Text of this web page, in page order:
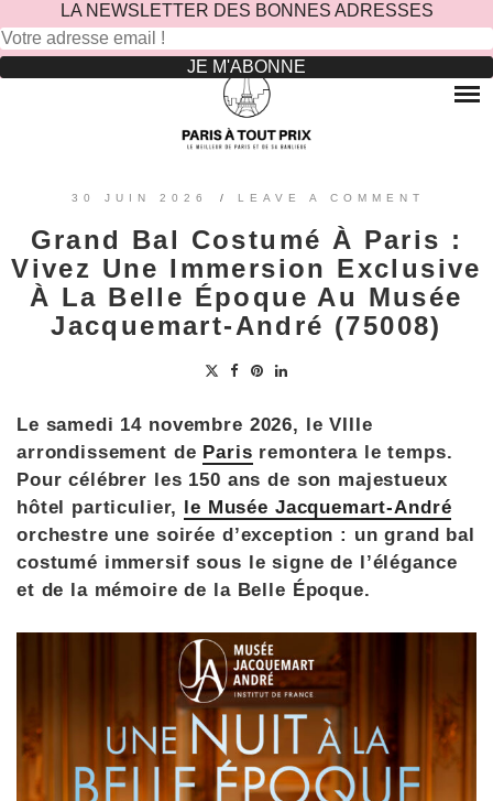
Rechercher :
Skip
OÙ MANGER DANS LE MARAIS ?
OÙ MANGER DANS PARIS 5 -ÈME ?
OÙ MANGER DANS LE 15ÈME ?
OÙ MANGER DANS PARIS 17ÈME ?
OÙ MANGER DANS PARIS 20ÈME ?
?
SORTIES ENFANTS
PARCS ATTRACTION BANLIEUE
CONTACTEZ-NOUS
30 JUIN 2026 / LEAVE A COMMENT
Grand Bal Costumé À Paris :
Vivez Une Immersion Exclusive
À La Belle Époque Au Musée
Jacquemart-André (75008)
Le samedi 14 novembre 2026, le VIIIe
arrondissement de Paris remontera le temps.
Pour célébrer les 150 ans de son majestueux
hôtel particulier,
le Musée Jacquemart-André
orchestre une soirée d’exception : un grand bal
costumé immersif sous le signe de l’élégance
et de la mémoire de la Belle Époque.
LA NEWSLETTER DES BONNES ADRESSES